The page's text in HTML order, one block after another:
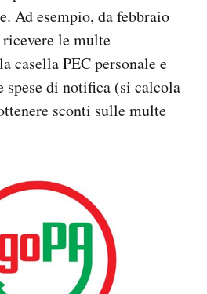
Ad esempio, da febbraio
le multe
casella PEC personale e
spese di notifica (si calcola
sconti sulle multe